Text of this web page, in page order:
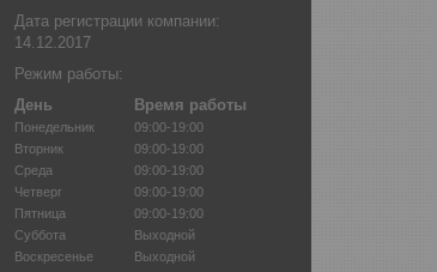
Дата регистрации компании:
14.12.2017
Режим работы:
День
Время работы
Понедельник
09:00-19:00
Вторник
09:00-19:00
Среда
09:00-19:00
Четверг
09:00-19:00
Пятница
09:00-19:00
Суббота
Выходной
Воскресенье
Выходной